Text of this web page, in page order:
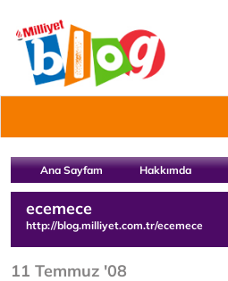
Ana Sayfam Hakkımda
ecemece
http://blog.milliyet.com.tr/ecemece
11 Temmuz '08